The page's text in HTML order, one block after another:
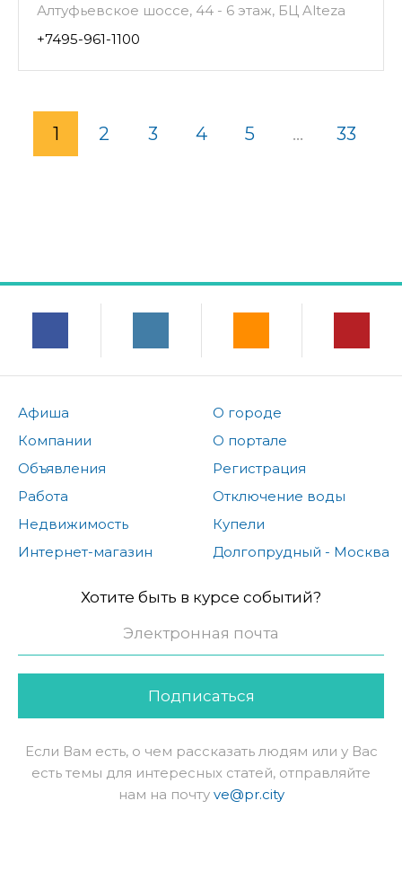
Алтуфьевское шоссе, 44 - 6 этаж, БЦ Alteza
+7495-961-1100
1 2 3 4 5 ... 33
Афиша
Компании
Объявления
Работа
Недвижимость
Интернет-магазин
О городе
О портале
Регистрация
Отключение воды
Купели
Долгопрудный - Москва
Хотите быть в курсе событий?
Подписаться
Если Вам есть, о чем рассказать людям или у Вас
есть темы для интересных статей, отправляйте
нам на почту ve@pr.city